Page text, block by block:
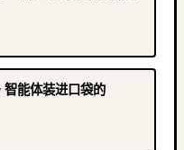
能体装进口袋的